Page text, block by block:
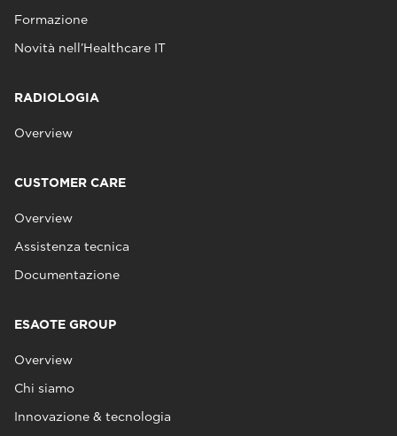
Formazione
Novità nell’Healthcare IT
RADIOLOGIA
Overview
CUSTOMER CARE
Overview
Assistenza tecnica
Documentazione
ESAOTE GROUP
Overview
Chi siamo
Innovazione & tecnologia